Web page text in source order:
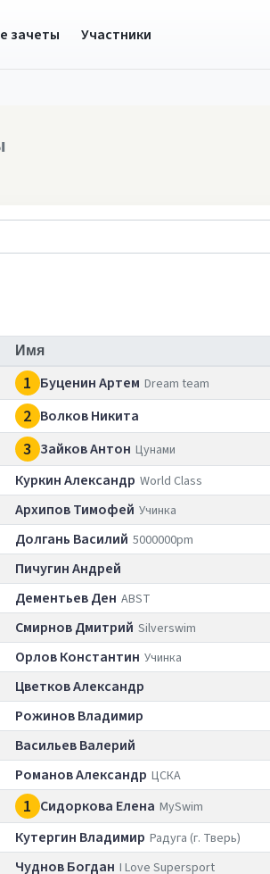
зачеты Участники
Имя
1 Буценин Артем Dream team
2 Волков Никита
3 Зайков Антон Цунами
Куркин Александр World Class
Архипов Тимофей Учинка
Долгань Василий 5000000pm
Пичугин Андрей
Дементьев Ден ABST
Смирнов Дмитрий Silverswim
Орлов Константин Учинка
Цветков Александр
Рожинов Владимир
Васильев Валерий
Романов Александр ЦСКА
1 Сидоркова Елена MySwim
Кутергин Владимир Радуга (г. Тверь)
Чуднов Богдан I Love Supersport